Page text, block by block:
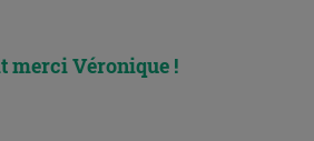
merci Véronique !